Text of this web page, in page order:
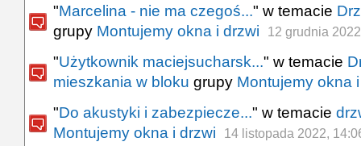
"Marcelina - nie ma czegoś..." w temacie
grupy Montujemy okna i drzwi 12 grudnia
"Użytkownik maciejsucharsk..." w temacie
mieszkania w bloku grupy Montujemy okna
"Do akustyki i zabezpiecze..." w temacie
Montujemy okna i drzwi
14 listopada 2022,